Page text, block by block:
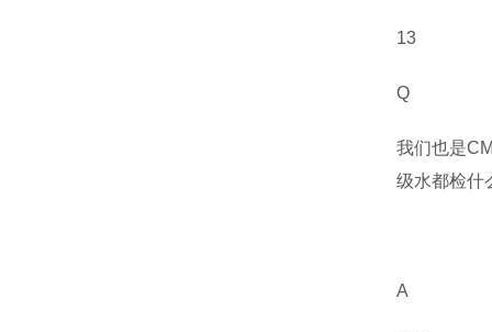
13
Q
我们也是
级水都检什
A